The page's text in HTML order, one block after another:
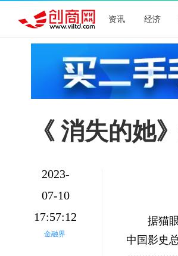
资讯 经济
《 消失的她
2023-
07-10
17:57:12
金融界
据猫
中国影史